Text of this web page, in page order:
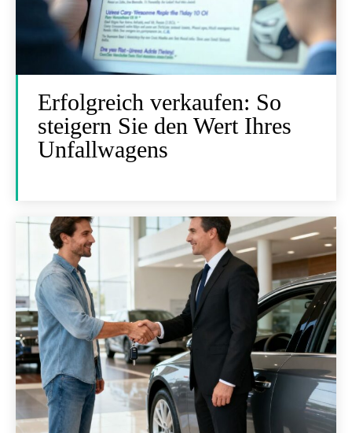
Erfolgreich verkaufen: So
steigern Sie den Wert Ihres
Unfallwagens